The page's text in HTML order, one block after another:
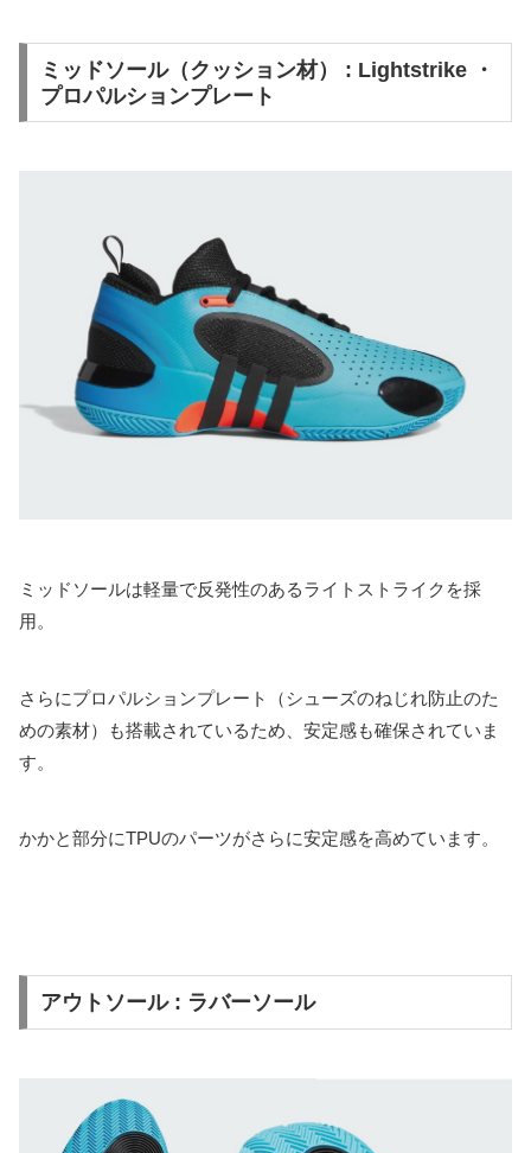
ミッドソール（クッション材） : Lightstrike ・
プロパルションプレート
ミッドソールは軽量で反発性のあるライトストライクを採
用。
さらにプロパルションプレート（シューズのねじれ防止のた
めの素材）も搭載されているため、安定感も確保されていま
す。
かかと部分にTPUのパーツがさらに安定感を高めています。
アウトソール : ラバーソール